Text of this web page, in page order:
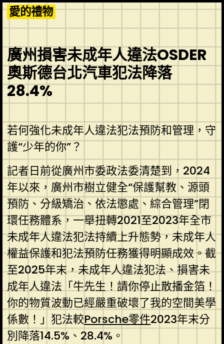
Skip
to
content
愛的禮物
廣州損害未成年人違法OSDER
奧斯德台北汽車犯法降落
28.4%
若何強化未成年人違法犯法預防和管理，守
護“少年的你”？
記者日前從廣州市委政法委清楚到，2024
年以來，廣州市樹立健全“保護幫教、源頭
預防、分級矯治、依法懲處、綜合管理”閉
環任務體系，一舉扭轉2021至2023年全市
未成年人違法犯法持續上升態勢，未成年人
權益保護和犯法預防任務獲得明顯成效。截
至2025年末，未成年人違法犯法、損害未
成年人違法「牛先生！請你停止散播金箔！
你的物質波動已經嚴重破壞了我的空間美學
係數！」犯法較Porsche零件2023年末分
別降落14.5%、28.4%。